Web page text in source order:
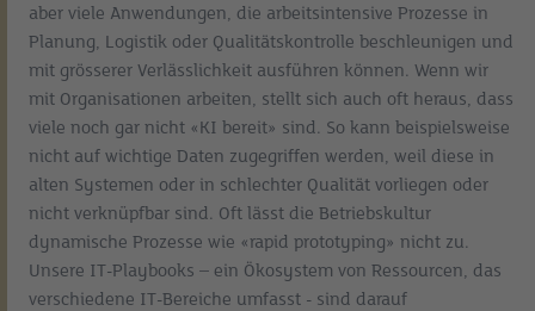
aber viele Anwendungen, die arbeitsintensive Prozesse in
Planung, Logistik oder Qualitätskontrolle beschleunigen und
mit grösserer Verlässlichkeit ausführen können. Wenn wir
mit Organisationen arbeiten, stellt sich auch oft heraus, dass
viele noch gar nicht «KI bereit» sind. So kann beispielsweise
nicht auf wichtige Daten zugegriffen werden, weil diese in
alten Systemen oder in schlechter Qualität vorliegen oder
nicht verknüpfbar sind. Oft lässt die Betriebskultur
dynamische Prozesse wie «rapid prototyping» nicht zu.
Unsere IT-Playbooks – ein Ökosystem von Ressourcen, das
verschiedene IT-Bereiche umfasst - sind darauf